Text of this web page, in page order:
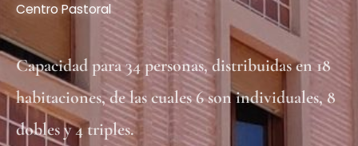
Centro Pastoral
Capacidad para 34 personas, distribuidas en 18
habitaciones, de las cuales 6 son individuales, 8
dobles y 4 triples.